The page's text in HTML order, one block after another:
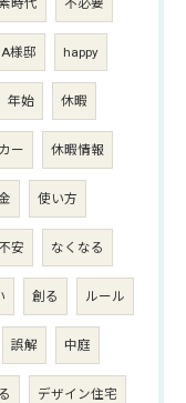
時代 不必要
A様邸 happy
年始 休暇
ー 休暇情報
使い方
不安 なくなる
創る ルール
誤解 中庭
デザイン住宅